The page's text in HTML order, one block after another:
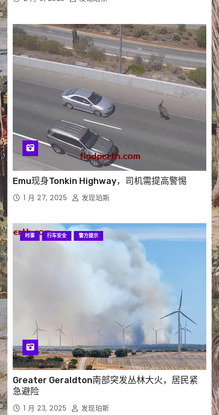
Emu现身Tonkin Highway，司机需提高警惕
1 月 27, 2025 发现珀斯
时事 行车安全 警方提示
Greater Geraldton南部突发丛林大火，居民紧
急避险
1 月 23, 2025 发现珀斯